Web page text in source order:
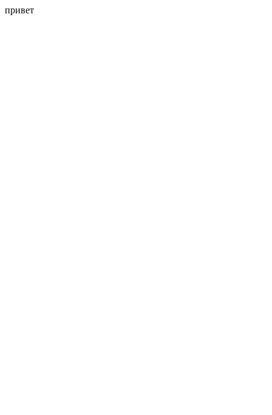
привет